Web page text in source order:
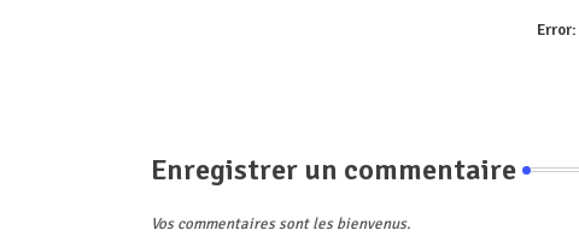
Error:
Enregistrer un commentaire
Vos commentaires sont les bienvenus.